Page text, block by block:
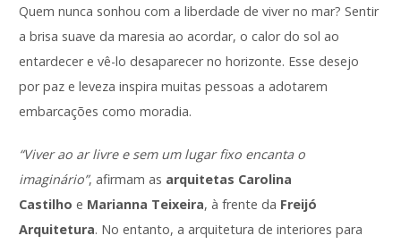
Quem nunca sonhou com a liberdade de viver no mar? Sentir
a brisa suave da maresia ao acordar, o calor do sol ao
entardecer e vê-lo desaparecer no horizonte. Esse desejo
por paz e leveza inspira muitas pessoas a adotarem
embarcações como moradia.
“Viver ao ar livre e sem um lugar fixo encanta o
imaginário”, afirmam as arquitetas Carolina
Castilho e Marianna Teixeira, à frente da Freijó
Arquitetura. No entanto, a arquitetura de interiores para